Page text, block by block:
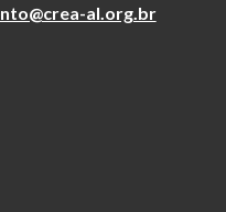
al.org.br